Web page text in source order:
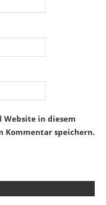
Website in diesem
Kommentar speichern.